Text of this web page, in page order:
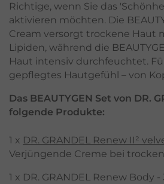
Richtige, wenn Sie das
aktivieren möchten. Die
Cream versorgt trockene Haut
Lipiden, während die
Haut intensiv durchfeuchtet.
gepflegtes Hautgefühl – von
Das BEAUTYGEN Set von DR.
folgende Produkte:
1 x DR. GRANDEL Renew II²
Verjüngende Creme bei
1 x DR. GRANDEL Renew Body -